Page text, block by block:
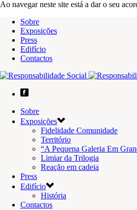
Ao navegar neste site está a dar o seu
Sobre
Exposições
Press
Edifício
Contactos
Sobre
Exposições
Fidelidade Comunidade
Território
“A Pequena Galeria Em
Limiar da Trilogia
Reação em cadeia
Press
Edifício
História
Contactos